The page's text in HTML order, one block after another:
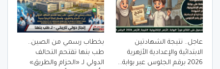
عاجل.. نتيجة الشهادتين
الابتدائية والإعدادية الأزهرية
2026 برقم الجلوس عبر بوابة…
بخطاب رسمي من الصين..
طب بنها تقتحم التحالف
الدولي لـ «الحزام والطريق»